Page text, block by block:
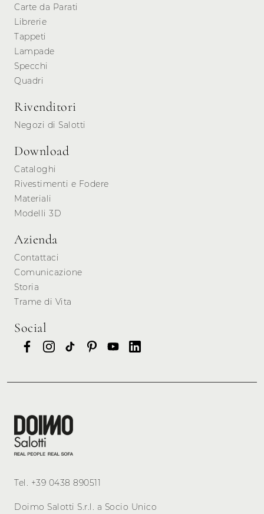
Carte da Parati
Librerie
Tappeti
Lampade
Specchi
Quadri
Rivenditori
Negozi di Salotti
Download
Cataloghi
Rivestimenti e Fodere
Materiali
Modelli 3D
Azienda
Contattaci
Comunicazione
Storia
Trame di Vita
Social
Tel. +39 0438 890511
Doimo Salotti S.r.l. a Socio Unico